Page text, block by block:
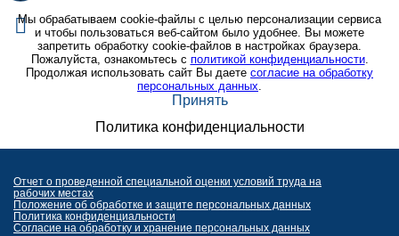
Мы обрабатываем cookie-файлы с целью персонализации сервиса
и чтобы пользоваться веб-сайтом было удобнее. Вы можете
запретить обработку cookie-файлов в настройках браузера.
Пожалуйста, ознакомьтесь с политикой конфиденциальности.
Продолжая использовать сайт Вы даете согласие на обработку
персональных данных.
Принять
Политика конфиденциальности
Отчет о проведенной специальной оценки условий труда на
рабочих местах
Положение об обработке и защите персональных данных
Политика конфиденциальности
Согласие на обработку и хранение персональных данных